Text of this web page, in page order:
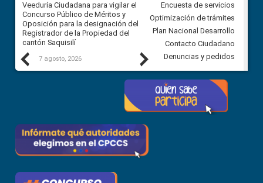
Previous
Veeduría Ciudadana para vigilar el
Concurso Público de Méritos y
Oposición para la designación del
Registrador de la Propiedad del
cantón Saquisilí
7 agosto, 2026
Veeduría Ciudadana para
construcción del asfaltado de
Ballenita del cantón Santa
7 agosto, 2026
Next
Encuesta de servicios
Optimización de trámites
Plan Nacional Desarrollo
Contacto Ciudadano
Denuncias y pedidos